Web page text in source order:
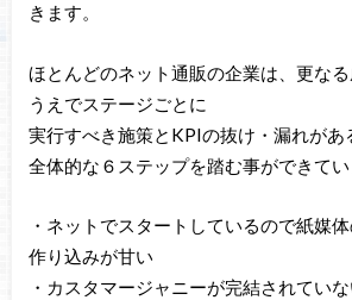
きます。
ほとんどのネット通販の企業は、更な
うえでステージごとに
実行すべき施策とKPIの抜け・漏れがあ
全体的な６ステップを踏む事ができてい
・ネットでスタートしているので紙媒
作り込みが甘い
・カスタマージャニーが完結されてい